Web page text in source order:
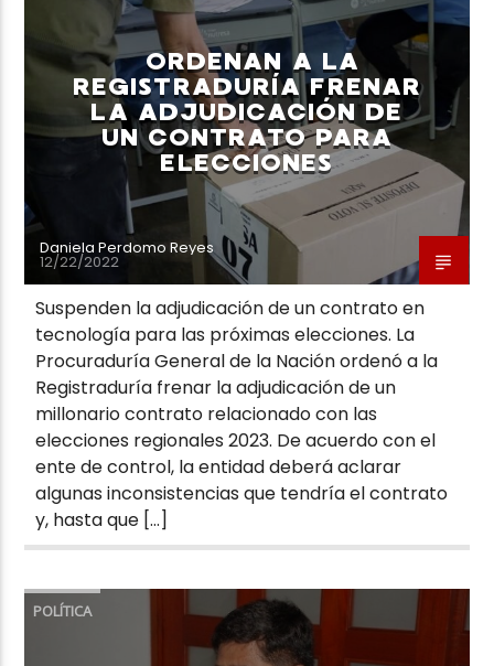
ORDENAN A LA
REGISTRADURÍA FRENAR
LA ADJUDICACIÓN DE
UN CONTRATO PARA
ELECCIONES
Daniela Perdomo Reyes
12/22/2022
Suspenden la adjudicación de un contrato en
tecnología para las próximas elecciones. La
Procuraduría General de la Nación ordenó a la
Registraduría frenar la adjudicación de un
millonario contrato relacionado con las
elecciones regionales 2023. De acuerdo con el
ente de control, la entidad deberá aclarar
algunas inconsistencias que tendría el contrato
y, hasta que […]
POLÍTICA